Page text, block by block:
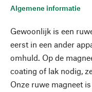
Algemene informatie
Gewoonlijk is een
eerst in een ander
omhuld. Op de
coating of lak nodig,
Onze ruwe magneet